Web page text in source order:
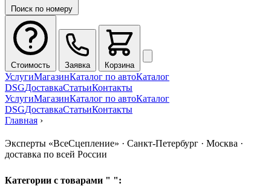
Поиск по номеру
Стоимость Заявка Корзина
УслугиМагазинКаталог по автоКаталог
DSGДоставкаСтатьиКонтакты
УслугиМагазинКаталог по автоКаталог
DSGДоставкаСтатьиКонтакты
Главная ›
Эксперты «ВсеСцепление» · Санкт-Петербург · Москва ·
доставка по всей России
Категории с товарами " ":